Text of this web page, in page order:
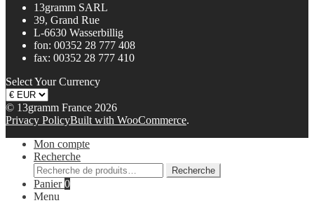
13gramm SARL
39, Grand Rue
L-6630 Wasserbillig
fon: 00352 28 777 408
fax: 00352 28 777 410
Select Your Currency
© 13gramm France 2026
Privacy PolicyBuilt with WooCommerce.
Mon compte
Recherche
Recherche
pour :
Recherche
Panier0
Menu